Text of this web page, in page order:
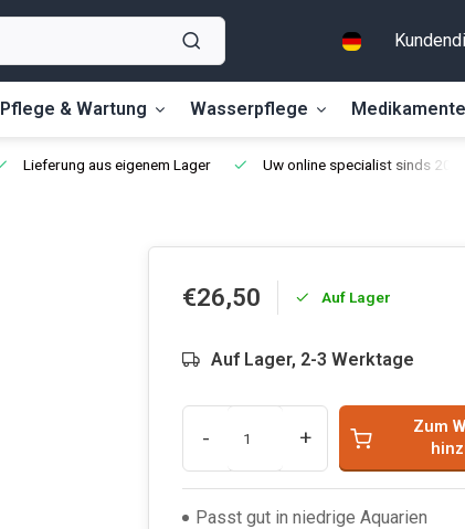
Pflege & Wartung Wasserpflege Medikamente
Lieferung aus eigenem Lager Uw online specialist sinds 2014
€26,50 Auf Lager
Auf Lager, 2-3 Werktage
- +
Zum
Passt gut in niedrige Aquarien